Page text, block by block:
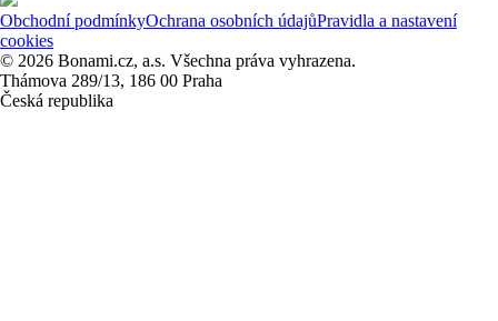
Obchodní podmínkyOchrana osobních údajůPravidla a nastavení
cookies
© 2026 Bonami.cz, a.s. Všechna práva vyhrazena.
Thámova 289/13, 186 00 Praha
Česká republika